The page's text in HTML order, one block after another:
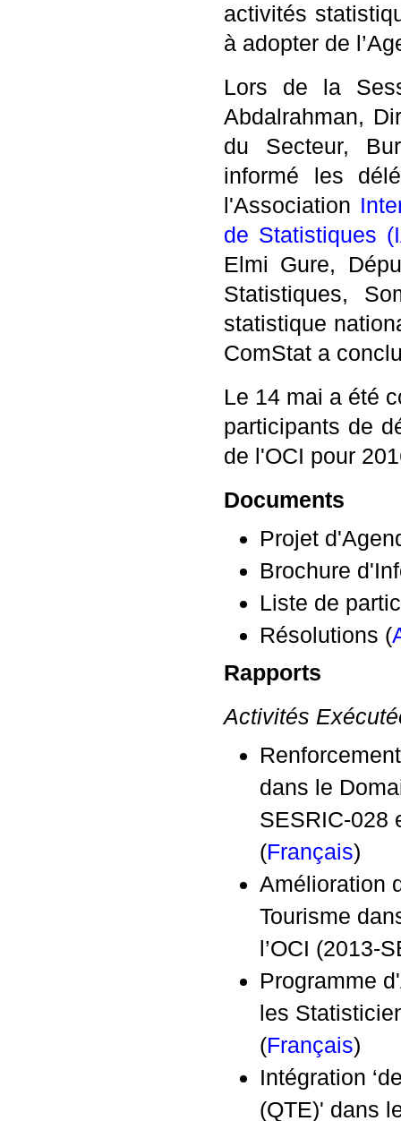
activités
à adopter de
Lors de la
Abdalrahman,
du Secteur,
informé les
l'Association
de Statistiques
Elmi Gure,
Statistiques,
statistique
ComStat a
Le 14 mai a été
participants de
de l'OCI pour
Documents
Projet
Brochure
Liste de
Résolutions (
Rapports
Activités
dans le
SESRIC-028
(Français)
Amélioration
Tourisme
l’OCI (2013-
Programme
les
(Français)
Intégration
(QTE)' dans